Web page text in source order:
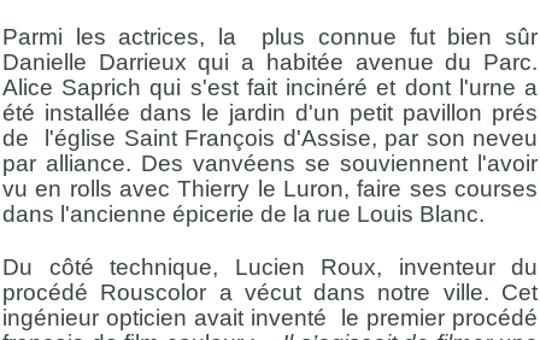
Parmi les actrices, la plus connue fut bien sûr
Danielle Darrieux qui a habitée avenue du Parc.
Alice Saprich qui s'est fait incinéré et dont l'urne a
été installée dans le jardin d'un petit pavillon prés
de l'église Saint François d'Assise, par son neveu
par alliance. Des vanvéens se souviennent l'avoir
vu en rolls avec Thierry le Luron, faire ses courses
dans l'ancienne épicerie de la rue Louis Blanc.
Du côté technique, Lucien Roux, inventeur du
procédé Rouscolor a vécut dans notre ville. Cet
ingénieur opticien avait inventé le premier procédé